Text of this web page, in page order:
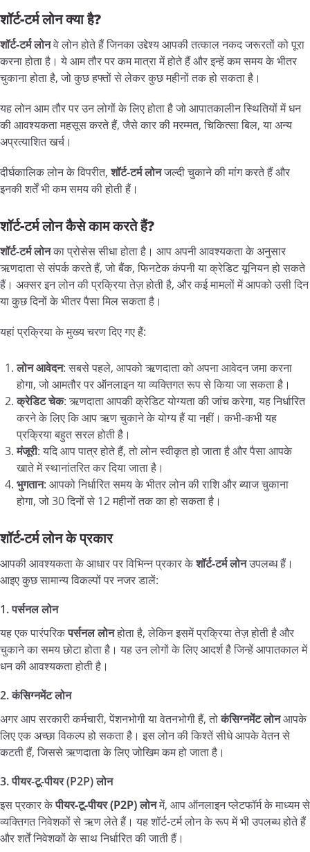
शॉर्ट-टर्मलोनक्याहै?
शॉर्ट-टर्मलोनवे लोन होते हैं जिनका उद्देश्य आपकी तत्काल नकद जरूरतों को पूरा
करना होता है। ये आम तौर पर कम मात्रा में होते हैं और इन्हें कम समय के भीतर
चुकाना होता है, जो कुछ हफ्तों से लेकर कुछ महीनों तक हो सकता है।
यह लोन आम तौर पर उन लोगों के लिए होता है जो आपातकालीन स्थितियों में धन
की आवश्यकता महसूस करते हैं, जैसे कार की मरम्मत, चिकित्सा बिल, या अन्य
अप्रत्याशित खर्च।
दीर्घकालिक लोन के विपरीत,शॉर्ट-टर्मलोनजल्दी चुकाने की मांग करते हैं और
इनकी शर्तें भी कम समय की होती हैं।
शॉर्ट-टर्मलोनकैसेकामकरतेहैं?
शॉर्ट-टर्मलोनका प्रोसेस सीधा होता है। आप अपनी आवश्यकता के अनुसार
ऋणदाता से संपर्क करते हैं, जो बैंक, फिनटेक कंपनी या क्रेडिट यूनियन हो सकते
हैं। अक्सर इन लोन की प्रक्रिया तेज़ होती है, और कई मामलों में आपको उसी दिन
या कुछ दिनों के भीतर पैसा मिल सकता है।
यहां प्रक्रिया के मुख्य चरण दिए गए हैं:
लोनआवेदन: सबसे पहले, आपको ऋणदाता को अपना आवेदन जमा करना
होगा, जो आमतौर पर ऑनलाइन या व्यक्तिगत रूप से किया जा सकता है।
क्रेडिटचेक: ऋणदाता आपकी क्रेडिट योग्यता की जांच करेगा, यह निर्धारित
करने के लिए कि आप ऋण चुकाने के योग्य हैं या नहीं। कभी-कभी यह
प्रक्रिया बहुत सरल होती है।
मंजूरी: यदि आप पात्र होते हैं, तो लोन स्वीकृत हो जाता है और पैसा आपके
खाते में स्थानांतरित कर दिया जाता है।
भुगतान: आपको निर्धारित समय के भीतर लोन की राशि और ब्याज चुकाना
होगा, जो 30 दिनों से 12 महीनों तक का हो सकता है।
शॉर्ट-टर्मलोनकेप्रकार
आपकी आवश्यकता के आधार पर विभिन्न प्रकार केशॉर्ट-टर्मलोनउपलब्ध हैं।
आइए कुछ सामान्य विकल्पों पर नजर डालें:
1.पर्सनललोन
यह एक पारंपरिकपर्सनललोनहोता है, लेकिन इसमें प्रक्रिया तेज़ होती है और
चुकाने का समय छोटा होता है। यह उन लोगों के लिए आदर्श है जिन्हें आपातकाल में
धन की आवश्यकता होती है।
2.कंसिग्नमेंटलोन
अगर आप सरकारी कर्मचारी, पेंशनभोगी या वेतनभोगी हैं, तोकंसिग्नमेंटलोनआपके
लिए एक अच्छा विकल्प हो सकता है। इस लोन की किश्तें सीधे आपके वेतन से
कटती हैं, जिससे ऋणदाता के लिए जोखिम कम हो जाता है।
3.पीयर-टू-पीयर (P2P)लोन
इस प्रकार केपीयर-टू-पीयर (P2P)लोनमें, आप ऑनलाइन प्लेटफॉर्म के माध्यम से
व्यक्तिगत निवेशकों से ऋण लेते हैं। यह शॉर्ट-टर्म लोन के रूप में भी उपलब्ध होते हैं
और शर्तें निवेशकों के साथ निर्धारित की जाती हैं।